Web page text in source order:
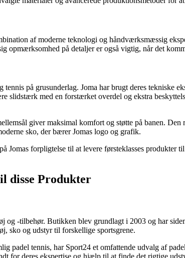
af moderne teknologi og håndværksmæssig
opmærksomhed på detaljer er også vigtig, når det
på grusunderlag. Joma har brugt deres tekniske
slidstærk med en forstærket overdel og ekstra
giver maksimal komfort og støtte på banen.
sko, der bærer Jomas logo og grafik.
Jomas forpligtelse til at levere førsteklasses
disse Produkter
og -tilbehør. Butikken blev grundlagt i 2003 og har
sko og udstyr til forskellige sportsgrene.
padel tennis, har Sport24 et omfattende udvalg af
for deres ekspertise og hjælp til at finde det rigtige